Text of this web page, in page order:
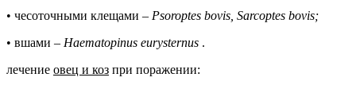
• чесоточными клещами – Psoroptes bovis, Sarcoptes bovis;
• вшами – Haematopinus eurysternus .
лечение овец и коз при поражении: